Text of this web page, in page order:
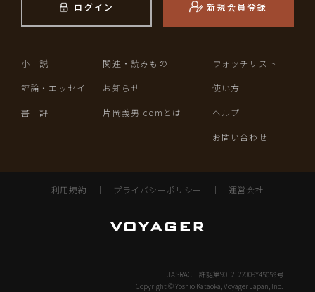
ログイン 新規会員登録
小 説
評論・エッセイ
書 評
関連・読みもの
お知らせ
片岡義男.comとは
ウォッチリスト
使い方
ヘルプ
お問い合わせ
利用規約 ｜ プライバシーポリシー ｜ 運営会社
JASRAC 許諾第9012122009Y45059号
Copyright © Yoshio Kataoka, Voyager Japan, Inc.